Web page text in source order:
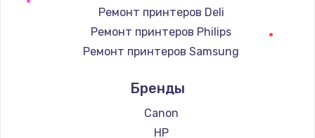
Ремонт электронного узла
3650 руб.
Заказать
Ремонт принтеров Deli
Ремонт принтеров Philips
Ремонт принтеров Samsung
Ремонт принтеров Lexmark
Ремонт принтеров Sharp
Ремонт принтеров TSC
Бренды
Canon
HP